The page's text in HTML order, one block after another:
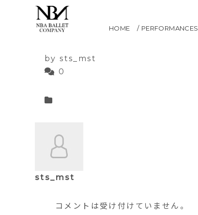
HOME PERFORMANCES
リトルマーメイド全幕
2021.05.12
by sts_mst
0
sts_mst
コメントは受け付けていません。